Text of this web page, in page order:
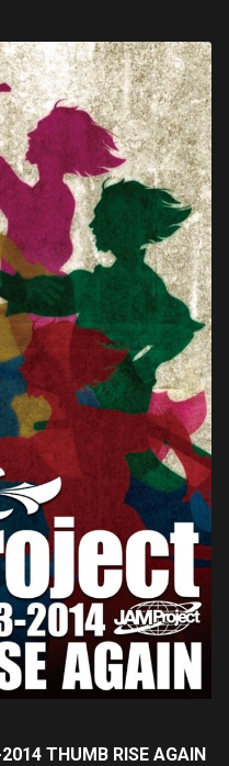
THUMB RISE AGAIN